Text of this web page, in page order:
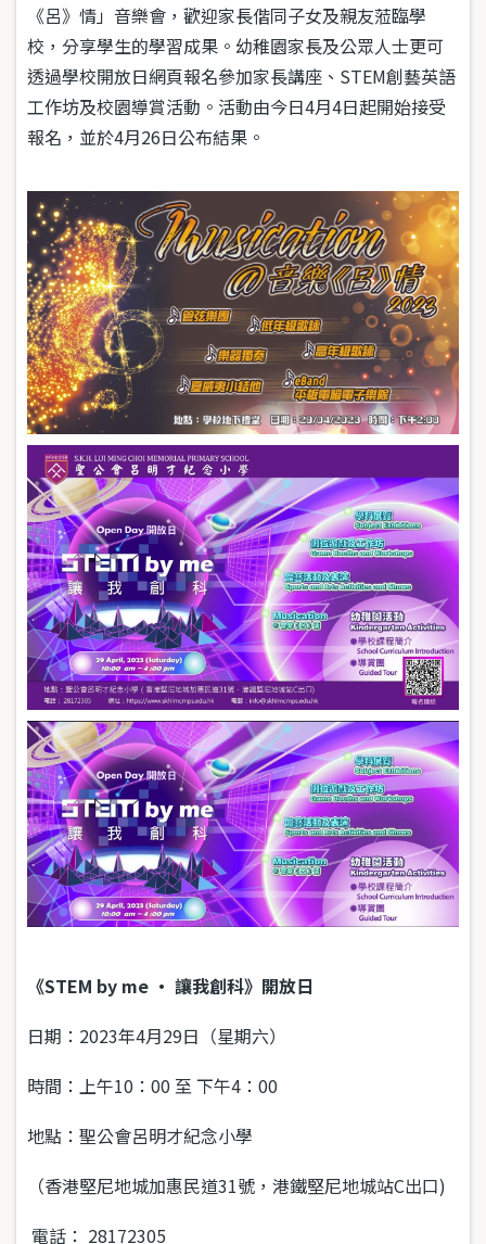
《呂》情」音樂會，歡迎家長偕同子女及親友蒞臨學
校，分享學生的學習成果。幼稚園家長及公眾人士更可
透過學校開放日網頁報名參加家長講座、STEM創藝英語
工作坊及校園導賞活動。活動由今日4月4日起開始接受
報名，並於4月26日公布結果。
《STEM by me ・ 讓我創科》開放日
日期：2023年4月29日（星期六）
時間：上午10：00 至 下午4：00
地點：聖公會呂明才紀念小學
（香港堅尼地城加惠民道31號，港鐵堅尼地城站C出口)
電話： 28172305